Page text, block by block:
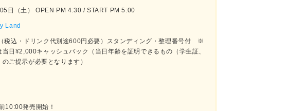
日（土） OPEN PM 4:30 / START PM 5:00
Land
税込・ドリンク代別途600円必要）スタンディング・整理番号付 ※
当日¥2,000キャッシュバック（当日年齢を証明できるもの（学生証、
ご提示が必要となります）
10:00発売開始！